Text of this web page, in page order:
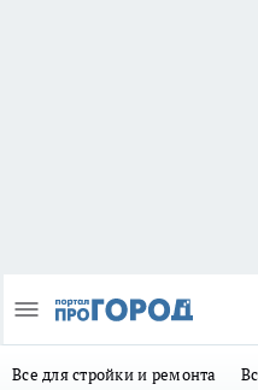
Все для стройки и ремонта